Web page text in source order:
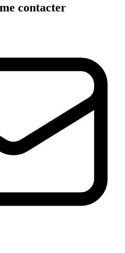
contacter